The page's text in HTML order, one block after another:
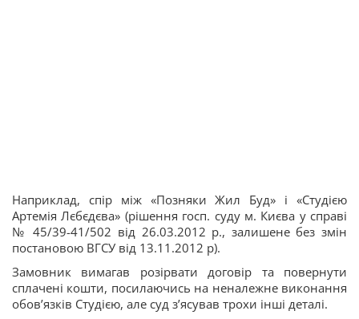
Наприклад, спір між «Позняки Жил Буд» і «Студією
Артемія Лєбєдєва» (рішення госп. суду м. Києва у справі
№ 45/39-41/502 від 26.03.2012 р., залишене без змін
постановою ВГСУ від 13.11.2012 р).
Замовник вимагав розірвати договір та повернути
сплачені кошти, посилаючись на неналежне виконання
обов’язків Студією, але суд з’ясував трохи інші деталі.